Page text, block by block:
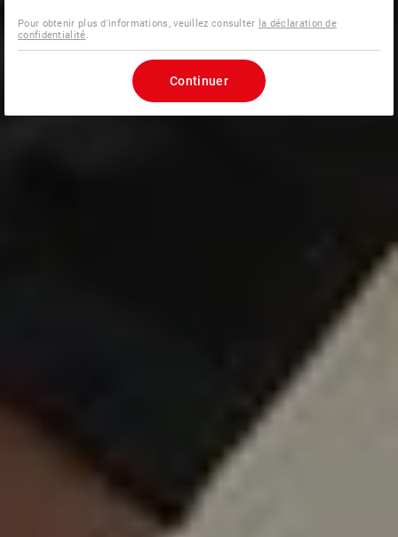
Pour obtenir plus d'informations, veuillez consulter la déclaration de
confidentialité
Continuer